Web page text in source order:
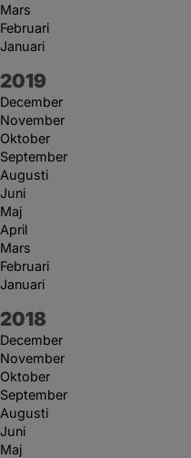
Mars
Februari
Januari
År:
2019
December
November
Oktober
September
Augusti
Juni
Maj
April
Mars
Februari
Januari
År:
2018
December
November
Oktober
September
Augusti
Juni
Maj